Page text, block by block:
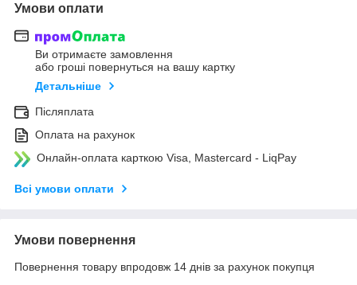
Умови оплати
Ви отримаєте замовлення
або гроші повернуться на вашу картку
Детальніше
Післяплата
Оплата на рахунок
Онлайн-оплата карткою Visa, Mastercard - LiqPay
Всі умови оплати
Умови повернення
Повернення товару впродовж 14 днів за рахунок покупця